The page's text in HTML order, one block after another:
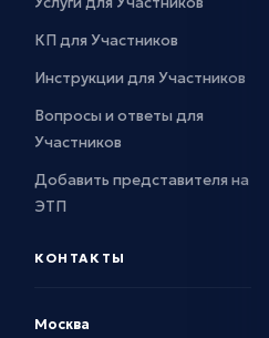
КП для Участников
Инструкции для Участников
Вопросы и ответы для
Участников
Добавить представителя на
ЭТП
КОНТАКТЫ
Москва